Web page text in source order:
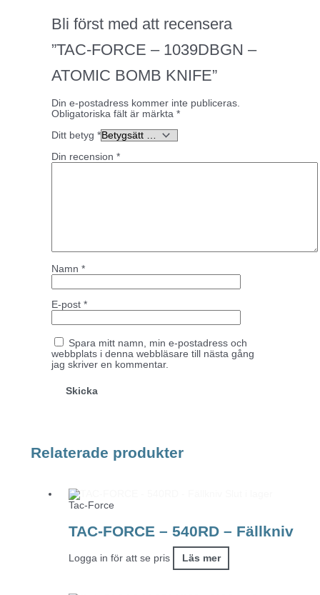
Bli först med att recensera
”TAC-FORCE – 1039DBGN –
ATOMIC BOMB KNIFE”
Din e-postadress kommer inte publiceras.
Obligatoriska fält är märkta *
Ditt betyg *
Din recension *
Namn *
E-post *
Spara mitt namn, min e-postadress och
webbplats i denna webbläsare till nästa gång
jag skriver en kommentar.
Relaterade produkter
Tac-Force
TAC-FORCE – 540RD – Fällkniv
Logga in för att se pris Läs mer